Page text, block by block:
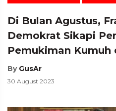
Di Bulan Agustus,
Demokrat Sikapi
Pemukiman Kumuh
By GusAr
30 August 2023